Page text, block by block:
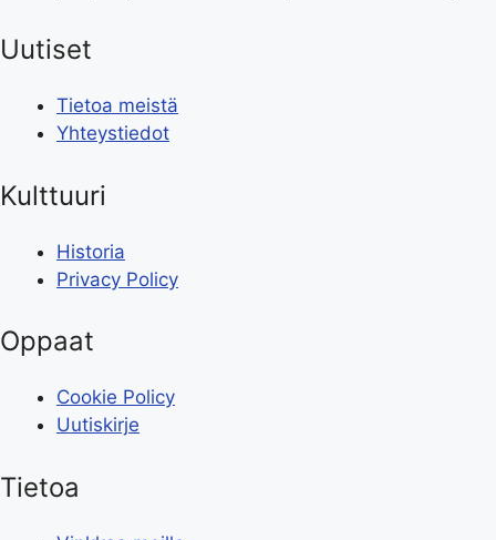
Uutiset
Tietoa meistä
Yhteystiedot
Kulttuuri
Historia
Privacy Policy
Oppaat
Cookie Policy
Uutiskirje
Tietoa